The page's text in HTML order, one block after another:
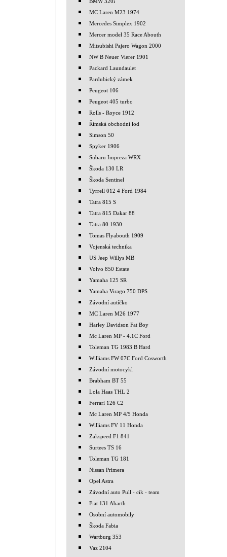
MC Laren M23 1974
Mercedes Simplex 1902
Mercer model 35 Race Abouth
Mitsubishi Pajero Wagon 2000
NW B Neuer Vierer 1901
Packard Laundaulet
Pardubický zámek
Peugeot 106
Peugeot 405 turbo
Rolls - Royce 1912
Římská obchodní lod
Simson 50
Spyker 1906
Subaru Impreza WRX
Škoda 130 LR
Škoda Sentinel
Tyrrell 012 4 Ford 1984
Tatra 815 S
Tatra 815 Dakar 88
Tatra 80 1930
Tomas Flyabouth 1909
Vojenská technika
US Jeep Willys MB
Volvo 850 Estate
Yamaha 125 SR
Yamaha Virago 750 DPS
Závodní autíčko
MC Laren M26 1977
Harley Davidson Fat Boy
Mc Laren MP - 4.1C Ford
Toleman TG 1983 B Hard
Williams FW 07C Ford Cosworth
Závodní motocykl
Brabham BT 55
Lola Haas THL 2
Ferrari 126 C2
Mc Laren MP 4/5 Honda
Williams FV 11 Honda
Zakspeed F1 841
Surtees TS 16
Toleman TG 181
Nissan Primera
Opel Astra
Závodní auto Pull - cik - team
Fiat 131 Abarth
Osobní automobily
Škoda Fabia
Wartburg 353
Vaz 2104